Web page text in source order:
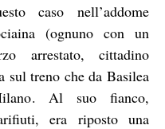
caso nell’addome
(ognuno con un
arrestato, cittadino
sul treno che da Basilea
Al suo fianco,
era riposto una